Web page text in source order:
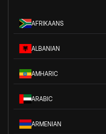
AFRIKAANS
ALBANIAN
AMHARIC
ARABIC
ARMENIAN